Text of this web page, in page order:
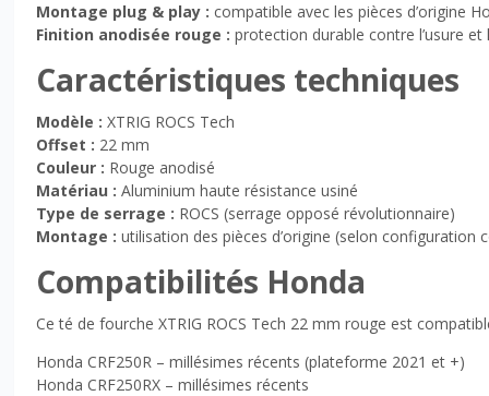
Montage plug & play : compatible avec les pièces d’origine
Finition anodisée rouge : protection durable contre l’usure et
Caractéristiques techniques
Modèle : XTRIG ROCS Tech
Offset : 22 mm
Couleur : Rouge anodisé
Matériau : Aluminium haute résistance usiné
Type de serrage : ROCS (serrage opposé révolutionnaire)
Montage : utilisation des pièces d’origine (selon configuration
Compatibilités Honda
Ce té de fourche XTRIG ROCS Tech 22 mm rouge est
Honda CRF250R – millésimes récents (plateforme 2021 et +)
Honda CRF250RX – millésimes récents